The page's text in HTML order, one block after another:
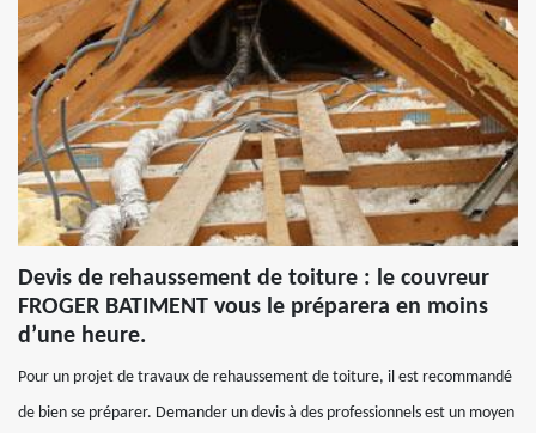
Devis de rehaussement de toiture : le couvreur
FROGER BATIMENT vous le préparera en moins
d’une heure.
Pour un projet de travaux de rehaussement de toiture, il est recommandé
de bien se préparer. Demander un devis à des professionnels est un moyen